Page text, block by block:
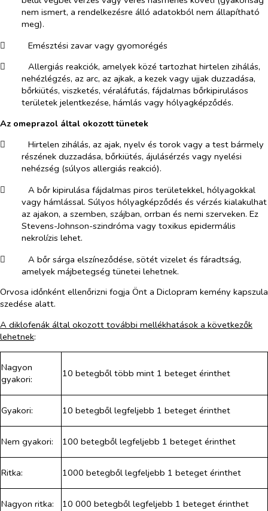
nem ismert, a rendelkezésre álló adatokból nem állapítható
meg).
​
Emésztési zavar vagy gyomorégés
​
Allergiás reakciók, amelyek közé tartozhat hirtelen zihálás,
nehézlégzés, az arc, az ajkak, a kezek vagy ujjak duzzadása,
bőrkiütés, viszketés, véraláfutás, fájdalmas bőrkipirulásos
területek jelentkezése, hámlás vagy hólyagképződés.
Az omeprazol által okozott tünetek
​
Hirtelen zihálás, az ajak, nyelv és torok vagy a test bármely
részének duzzadása, bőrkiütés, ájulásérzés vagy nyelési
nehézség (súlyos allergiás reakció).
​
A bőr kipirulása fájdalmas piros területekkel, hólyagokkal
vagy hámlással. Súlyos hólyagképződés és vérzés kialakulhat
az ajakon, a szemben, szájban, orrban és nemi szerveken. Ez
Stevens-Johnson-szindróma vagy toxikus epidermális
nekrolízis lehet.
​
A bőr sárga elszíneződése, sötét vizelet és fáradtság,
amelyek májbetegség tünetei lehetnek.
Orvosa időnként ellenőrizni fogja Önt a Diclopram kemény kapszula
szedése alatt.
A diklofenák által okozott további mellékhatások a következők
lehetnek:
Nagyon
gyakori:
10 betegből több mint 1 beteget érinthet
Gyakori: 10 betegből legfeljebb 1 beteget érinthet
Nem gyakori: 100 betegből legfeljebb 1 beteget érinthet
Ritka: 1000 betegből legfeljebb 1 beteget érinthet
Nagyon ritka: 10 000 betegből legfeljebb 1 beteget érinthet